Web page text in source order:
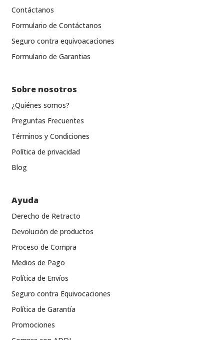
Contáctanos
Formulario de Contáctanos
Seguro contra equivoacaciones
Formulario de Garantias
Sobre nosotros
¿Quiénes somos?
Preguntas Frecuentes
Términos y Condiciones
Política de privacidad
Blog
Ayuda
Derecho de Retracto
Devolución de productos
Proceso de Compra
Medios de Pago
Política de Envíos
Seguro contra Equivocaciones
Política de Garantía
Promociones